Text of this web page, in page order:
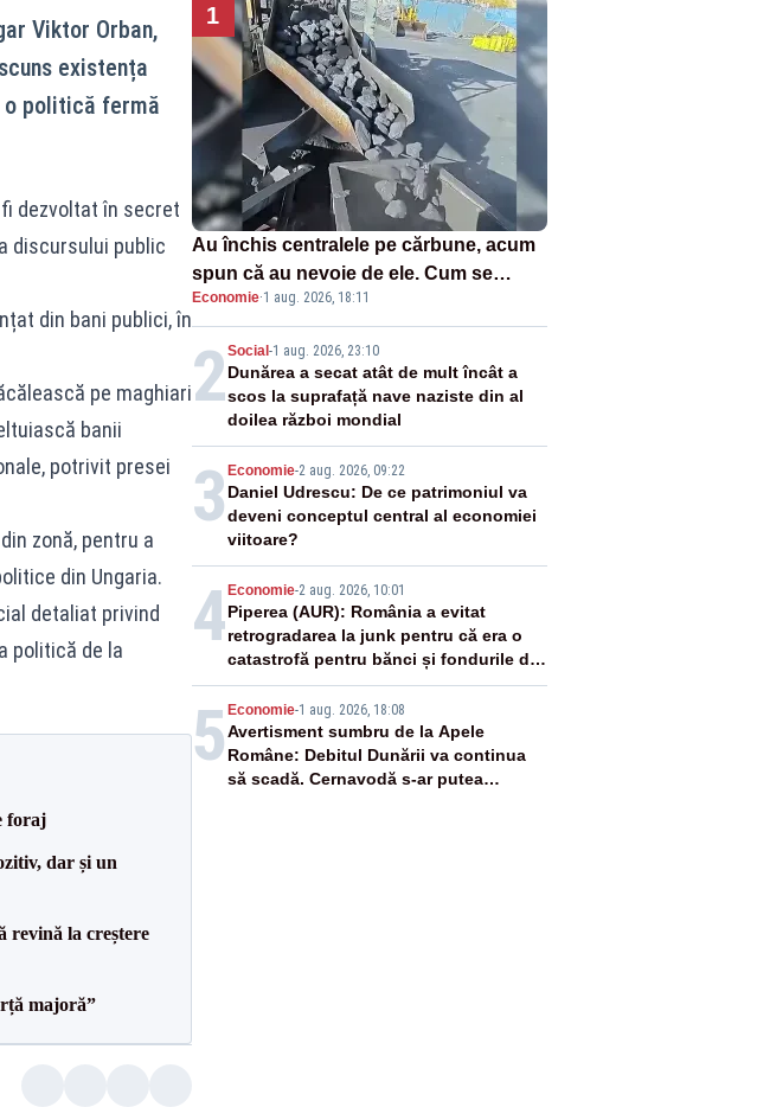
Viktor Orban,
existența
politică fermă
dezvoltat în secret
discursului public
din bani publici, în
pe maghiari
banii
potrivit presei
zonă, pentru a
din Ungaria.
detaliat privind
politică de la
foraj
dar și un
revină la creștere
majoră”
1
Au închis centralele pe cărbune, acum
spun că au nevoie de ele. Cum se
pasează vina în plină criză energetică
Economie·1 aug. 2026, 18:11
2Social -1 aug. 2026, 23:10
Dunărea a secat atât de mult încât a
scos la suprafață nave naziste din al
doilea război mondial
3 Economie-2 aug. 2026, 09:22
Daniel Udrescu: De ce patrimoniul va
deveni conceptul central al economiei
viitoare?
4 Economie-2 aug. 2026, 10:01
Piperea (AUR): România a evitat
retrogradarea la junk pentru că era o
catastrofă pentru bănci și fondurile de
pensii
5 Economie-1 aug. 2026, 18:08
Avertisment sumbru de la Apele
Române: Debitul Dunării va continua
să scadă. Cernavodă s-ar putea